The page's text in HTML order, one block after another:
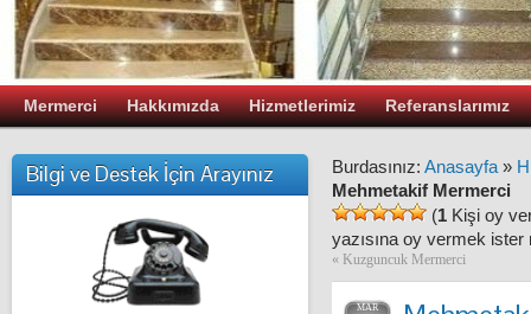
Mermerci Hakkımızda Hizmetlerimiz Referanslarımız
Bilgi ve Destek İçin Arayınız Burdasınız: Anasayfa »
Mehmetakif Mermerci
(1 Kişi oy
yazısına oy vermek ister
« Kuzguncuk Mermerci
MAR